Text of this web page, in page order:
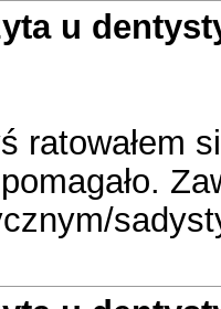
u
ratowałem